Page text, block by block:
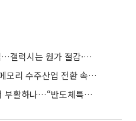
메모리값 폭등에 달라진 셈법…갤럭시는 원가 절감·아이폰은 서비스 확대
‘5년 LTA’ 늘리는 삼성·SK…메모리 수주산업 전환 속 다른 셈법
주52시간 특례, 메가특구법서 부활하나…“반도체특별법 담겨야”